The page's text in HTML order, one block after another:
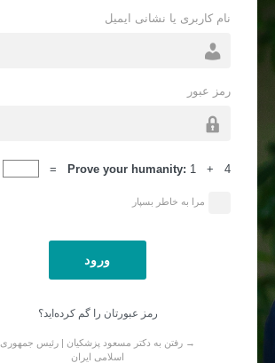
ورود
نام کاربری یا نشانی ایمیل
رمز عبور
Prove your humanity: 1 + 4 =
مرا به خاطر بسپار
رمز عبورتان را گم کرده‌اید؟
→ رفتن به دکتر مسعود پزشکیان | رئیس جمهوری
اسلامی ایران